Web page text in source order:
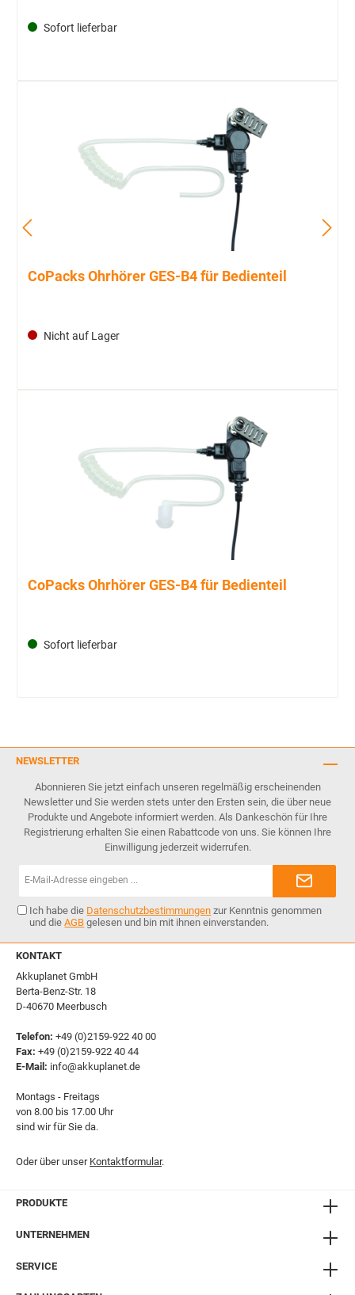
Sofort lieferbar
CoPacks Ohrhörer GES-B4 für Bedienteil
Nicht auf Lager
CoPacks Ohrhörer GES-B4 für Bedienteil
Sofort lieferbar
NEWSLETTER
Abonnieren Sie jetzt einfach unseren regelmäßig erscheinenden
Newsletter und Sie werden stets unter den Ersten sein, die über neue
Produkte und Angebote informiert werden. Als Dankeschön für Ihre
Registrierung erhalten Sie einen Rabattcode von uns. Sie können Ihre
Einwilligung jederzeit widerrufen.
Ich habe die Datenschutzbestimmungen zur Kenntnis genommen
und dieAGB gelesen und bin mit ihnen einverstanden.
KONTAKT
Akkuplanet GmbH
Berta-Benz-Str. 18
D-40670 Meerbusch
Telefon: +49 (0)2159-922 40 00
Fax: +49 (0)2159-922 40 44
E-Mail: info@akkuplanet.de
Montags - Freitags
von 8.00 bis 17.00 Uhr
sind wir für Sie da.
Oder über unser Kontaktformular.
PRODUKTE
UNTERNEHMEN
SERVICE